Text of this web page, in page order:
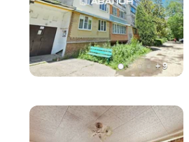
+9